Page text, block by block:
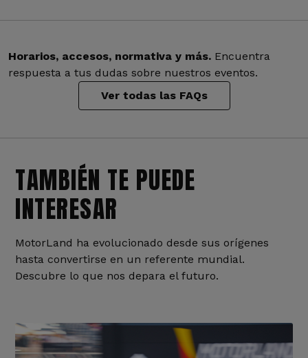
Horarios, accesos, normativa y más. Encuentra
respuesta a tus dudas sobre nuestros eventos.
Ver todas las FAQs
TAMBIÉN TE PUEDE
INTERESAR
MotorLand ha evolucionado desde sus orígenes
hasta convertirse en un referente mundial.
Descubre lo que nos depara el futuro.